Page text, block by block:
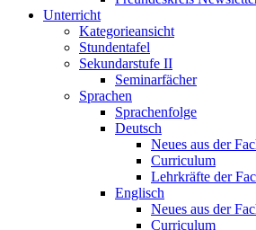
Unterricht
Kategorieansicht
Stundentafel
Sekundarstufe II
Seminarfächer
Sprachen
Sprachenfolge
Deutsch
Neues aus der
Curriculum
Lehrkräfte der
Englisch
Neues aus der
Curriculum